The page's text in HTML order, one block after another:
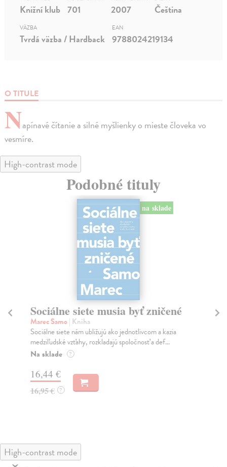
O TITULE
Napínavé čítanie a silné myšlienky o mieste človeka vo
vesmíre.
Knižní klub 701 2007 Čeština
VÄZBA
Tvrdá väzba / Hardback
EAN
9788024219134
High-contrast mode
Podobné tituly
na sklade
Sociálne siete musia byť zničené
Marec Samo| Kniha
Sociálne siete nám ubližujú ako jednotlivcom a kazia
medziľudské vzťahy, rozkladajú spoločnosť a def...
Na sklade ?
16,44 €
16,95 € ?
High-contrast mode